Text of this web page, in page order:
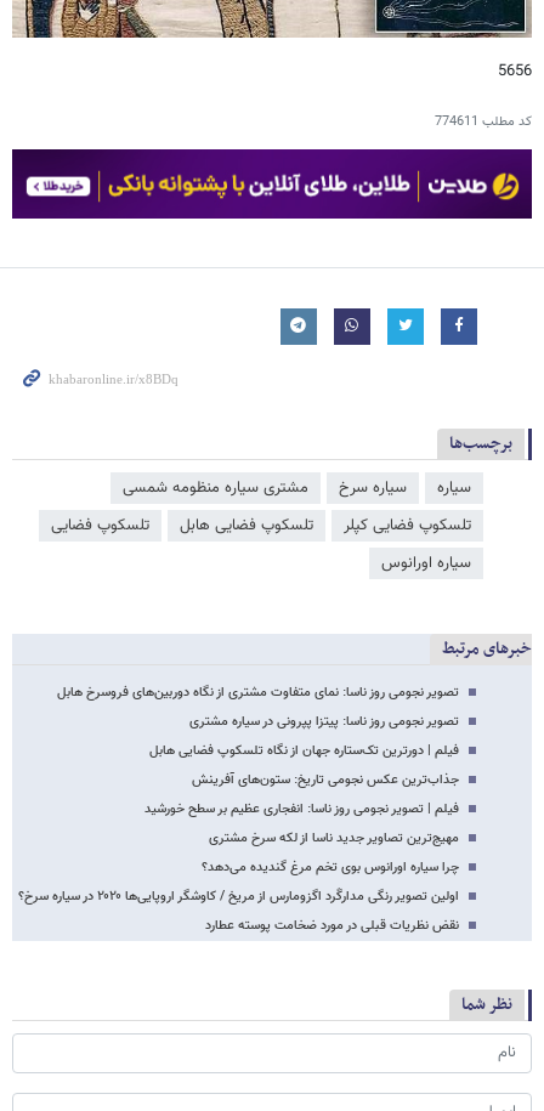
5656
کد مطلب 774611
برچسب‌ها
سیاره سیاره سرخ
مشتری سیاره منظومه شمسی
تلسکوپ فضایی کپلر
تلسکوپ فضایی هابل
تلسکوپ فضایی
سیاره اورانوس
خبرهای مرتبط
تصویر نجومی روز ناسا: نمای متفاوت مشتری از نگاه دوربین‌های فروسرخ هابل
تصویر نجومی روز ناسا: پیتزا پپرونی در سیاره مشتری
فیلم | دورترین تک‌ستاره جهان از نگاه تلسکوپ فضایی هابل
جذاب‌ترین عکس نجومی تاریخ: ستون‌های آفرینش
فیلم | تصویر نجومی روز ناسا: انفجاری عظیم بر سطح خورشید
مهیج‌ترین تصاویر جدید ناسا از لکه سرخ مشتری
چرا سیاره اورانوس بوی تخم مرغ گندیده می‌دهد؟
اولین تصویر رنگی مدارگَرد اگزومارس از مریخ / کاوشگر اروپایی‌ها ۲۰۲۰ در سیاره سرخ؟
نقض نظریات قبلی در مورد ضخامت پوسته عطارد
نظر شما